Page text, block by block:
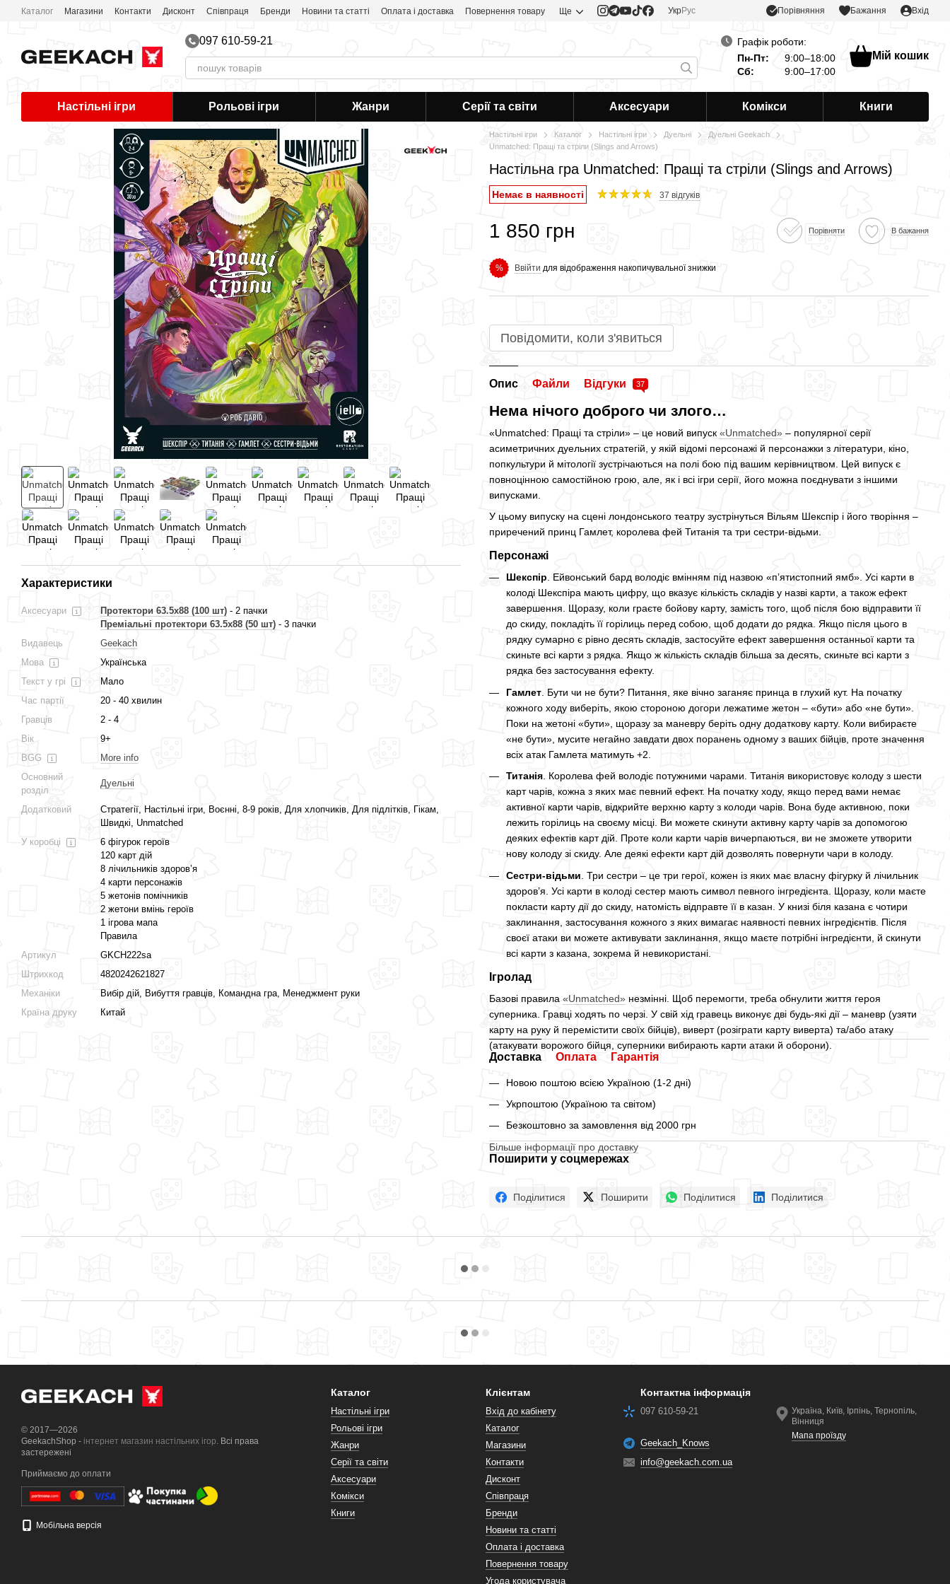
Перейти до основного контенту
Каталог Магазини Контакти Дисконт Співпраця Бренди Новини та статті Оплата і доставка Повернення товару Ще УкрРус Порівняння Бажання Вхід
097 610-59-21
Графік роботи:
Пн-Пт:
9:00–18:00
Сб:
9:00–17:00
Мій кошик
Настільні ігри Рольові ігри Жанри Серії та світи Аксесуари Комікси Книги
Характеристики
Аксесуари Протектори 63.5x88 (100 шт) - 2 пачки
Преміальні протектори 63.5x88 (50 шт) - 3 пачки
Видавець
Geekach
Мова
Українська
Текст у грі
Мало
Час партії
20 - 40 хвилин
Гравців
2 - 4
Вік
9+
BGG
More info
Основний
розділ
Дуельні
Додатковий
Стратегії, Настільні ігри, Воєнні, 8-9 років, Для хлопчиків, Для підлітків, Гікам,
Швидкі, Unmatched
У коробці
6 фігурок героїв
120 карт дій
8 лічильників здоров’я
4 карти персонажів
5 жетонів помічників
2 жетони вмінь героїв
1 ігрова мапа
Правила
Артикул
GKCH222sa
Штрихкод
4820242621827
Механіки
Вибір дій, Вибуття гравців, Командна гра, Менеджмент руки
Країна друку
Китай
Настільні ігри Каталог Настільні ігри Дуельні
Дуельні Geekach
Unmatched: Пращі та стріли (Slings and Arrows)
Настільна гра Unmatched: Пращі та стріли (Slings and Arrows)
Немає в наявності 37 відгуків
1 850 грн Порівняти В бажання
% Ввійти для відображення накопичувальної знижки
Повідомити, коли з'явиться
Опис Файли Відгуки 37
Нема нічого доброго чи злого…
«Unmatched: Пращі та стріли» – це новий випуск «Unmatched» – популярної серії
асиметричних дуельних стратегій, у якій відомі персонажі й персонажки з літератури, кіно,
попкультури й мітології зустрічаються на полі бою під вашим керівництвом. Цей випуск є
повноцінною самостійною грою, але, як і всі ігри серії, його можна поєднувати з іншими
випусками.
У цьому випуску на сцені лондонського театру зустрінуться Вільям Шекспір і його творіння –
приречений принц Гамлет, королева фей Титанія та три сестри-відьми.
Персонажі
Шекспір. Ейвонський бард володіє вмінням під назвою «пʼятистопний ямб». Усі карти в
колоді Шекспіра мають цифру, що вказує кількість складів у назві карти, а також ефект
завершення. Щоразу, коли граєте бойову карту, замість того, щоб після бою відправити її
до скиду, покладіть її горілиць перед собою, щоб додати до рядка. Якщо після цього в
рядку сумарно є рівно десять складів, застосуйте ефект завершення останньої карти та
скиньте всі карти з рядка. Якщо ж кількість складів більша за десять, скиньте всі карти з
рядка без застосування ефекту.
Гамлет . Бути чи не бути? Питання, яке вічно заганяє принца в глухий кут. На початку
кожного ходу виберіть, якою стороною догори лежатиме жетон – «бути» або «не бути».
Поки на жетоні «бути», щоразу за маневру беріть одну додаткову карту. Коли вибираєте
«не бути», мусите негайно завдати двох поранень одному з ваших бійців, проте значення
всіх атак Гамлета матимуть +2.
Титанія . Королева фей володіє потужними чарами. Титанія використовує колоду з шести
карт чарів, кожна з яких має певний ефект. На початку ходу, якщо перед вами немає
активної карти чарів, відкрийте верхню карту з колоди чарів. Вона буде активною, поки
лежить горілиць на своєму місці. Ви можете скинути активну карту чарів за допомогою
деяких ефектів карт дій. Проте коли карти чарів вичерпаються, ви не зможете утворити
нову колоду зі скиду. Але деякі ефекти карт дій дозволять повернути чари в колоду.
Сестри-відьми . Три сестри – це три герої, кожен із яких має власну фігурку й лічильник
здоров’я. Усі карти в колоді сестер мають символ певного інгредієнта. Щоразу, коли маєте
покласти карту дії до скиду, натомість відправте її в казан. У книзі біля казана є чотири
заклинання, застосування кожного з яких вимагає наявності певних інгредієнтів. Після
своєї атаки ви можете активувати заклинання, якщо маєте потрібні інгредієнти, й скинути
всі карти з казана, зокрема й невикористані.
Ігролад
Базові правила «Unmatched» незмінні. Щоб перемогти, треба обнулити життя героя
суперника. Гравці ходять по черзі. У свій хід гравець виконує дві будь-які дії – маневр (узяти
карту на руку й перемістити своїх бійців), виверт (розіграти карту виверта) та/або атаку
(атакувати ворожого бійця, суперники вибирають карти атаки й оборони).
Доставка Оплата Гарантія
Новою поштою всією Україною (1-2 дні)
Укрпоштою (Україною та світом)
Безкоштовно за замовлення від 2000 грн
Більше інформації про доставку
Поширити у соцмережах
Поділитися Поширити Поділитися Поділитися
© 2017—2026
GeekachShop - інтернет магазин настільних ігор. Всі права
застережені
Приймаємо до оплати
Мобільна версія
Каталог
Настільні ігри
Рольові ігри
Жанри
Серії та світи
Аксесуари
Комікси
Книги
Клієнтам
Вхід до кабінету
Каталог
Магазини
Контакти
Дисконт
Співпраця
Бренди
Новини та статті
Оплата і доставка
Повернення товару
Угода користувача
Контактна інформація
097 610-59-21
Geekach_Knows
info@geekach.com.ua
Україна, Київ, Ірпінь, Тернопіль,
Вінниця
Мапа проїзду